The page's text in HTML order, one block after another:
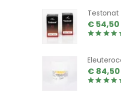
Testonat
€ 54,50
€ 84,50